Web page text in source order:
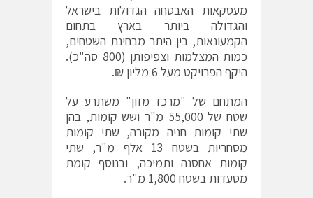
מעסקאות האבטחה הגדולות בישראל
והגדולה ביותר בארץ בתחום
הקמעונאות, בין היתר מבחינת השטחים,
כמות המצלמות וצפיפותן (800 סה"כ).
היקף הפרויקט מעל 6 מליון ₪.
המתחם של "מרכז מזון" משתרע על
שטח של 55,000 מ"ר ושש קומות, בהן
שתי קומות חניה מקורה, שתי קומות
מסחריות בשטח 13 אלף מ"ר, שתי
קומות אחסנה ותמיכה, ובנוסף קומת
מסעדות בשטח 1,800 מ"ר.